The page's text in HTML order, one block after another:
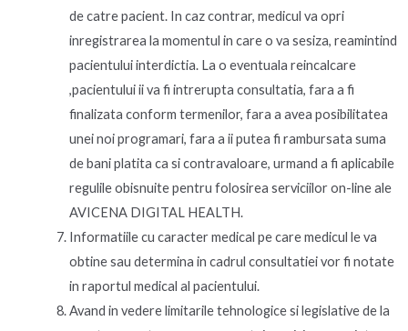
de catre pacient. In caz contrar, medicul va opri
inregistrarea la momentul in care o va sesiza, reamintind
pacientului interdictia. La o eventuala reincalcare
,pacientului ii va fi intrerupta consultatia, fara a fi
finalizata conform termenilor, fara a avea posibilitatea
unei noi programari, fara a ii putea fi rambursata suma
de bani platita ca si contravaloare, urmand a fi aplicabile
regulile obisnuite pentru folosirea serviciilor on-line ale
AVICENA DIGITAL HEALTH.
Informatiile cu caracter medical pe care medicul le va
obtine sau determina in cadrul consultatiei vor fi notate
in raportul medical al pacientului.
Avand in vedere limitarile tehnologice si legislative de la